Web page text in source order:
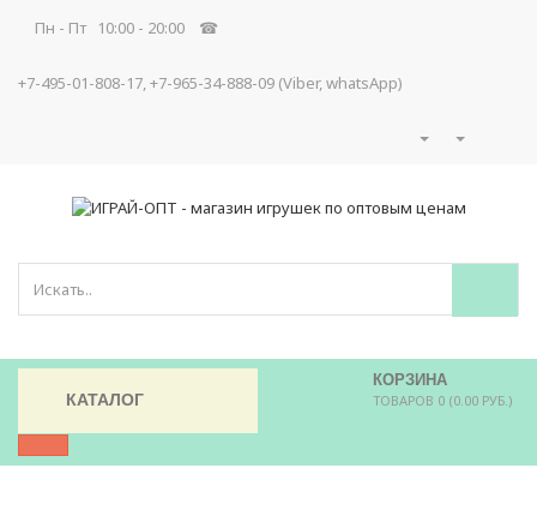
Пн - Пт 10:00 - 20:00 ☎
+7-495-01-808-17, +7-965-34-888-09 (Viber, whatsApp)
КОРЗИНА
ТОВАРОВ 0 (0.00 РУБ.)
КАТАЛОГ